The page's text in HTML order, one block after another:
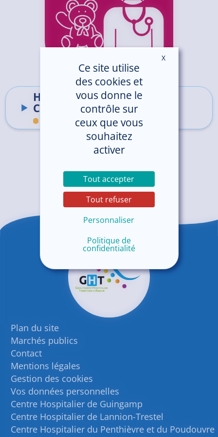
Hôpital de jour Médico-
Chirurgical Pédiatrique
Hôpital de Saint-Brieuc
Plan du site
Marchés publics
Contact
Mentions légales
Gestion des cookies
Vos données personnelles
Centre Hospitalier de Guingamp
Centre Hospitalier de Lannion-Trestel
Centre Hospitalier du Penthièvre et du Poudouvre
Ce site utilise
des cookies et
vous donne le
contrôle sur
ceux que vous
souhaitez
activer
Tout accepter
Tout refuser
Personnaliser
Politique de
confidentialité
XMasquer le